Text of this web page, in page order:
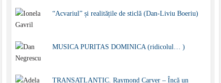
“Acvariul” și realitățile de sticlă (Dan-Liviu Boeriu)
MUSICA PURITAS DOMINICA (ridicolul… )
TRANSATLANTIC. Raymond Carver – Încă un